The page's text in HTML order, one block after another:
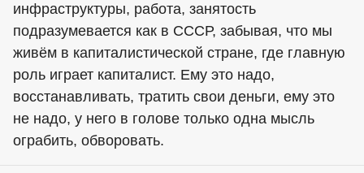
инфраструктуры, работа, занятость
подразумевается как в СССР, забывая, что мы
живём в капиталистической стране, где главную
роль играет капиталист. Ему это надо,
восстанавливать, тратить свои деньги, ему это
не надо, у него в голове только одна мысль
ограбить, обворовать.